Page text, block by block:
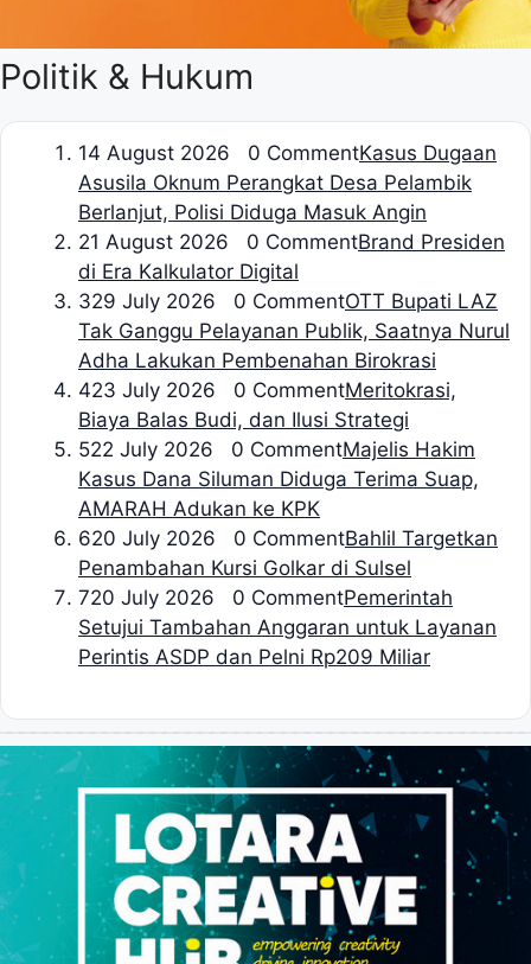
Politik & Hukum
14 August 2026 0 CommentKasus Dugaan
Asusila Oknum Perangkat Desa Pelambik
Berlanjut, Polisi Diduga Masuk Angin
21 August 2026 0 CommentBrand Presiden
di Era Kalkulator Digital
329 July 2026 0 CommentOTT Bupati LAZ
Tak Ganggu Pelayanan Publik, Saatnya Nurul
Adha Lakukan Pembenahan Birokrasi
423 July 2026 0 CommentMeritokrasi,
Biaya Balas Budi, dan Ilusi Strategi
522 July 2026 0 CommentMajelis Hakim
Kasus Dana Siluman Diduga Terima Suap,
AMARAH Adukan ke KPK
620 July 2026 0 CommentBahlil Targetkan
Penambahan Kursi Golkar di Sulsel
720 July 2026 0 CommentPemerintah
Setujui Tambahan Anggaran untuk Layanan
Perintis ASDP dan Pelni Rp209 Miliar